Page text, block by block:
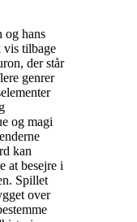
og hans
vis tilbage
der står
genrer
og magi
kan
at besejre i
Spillet
over